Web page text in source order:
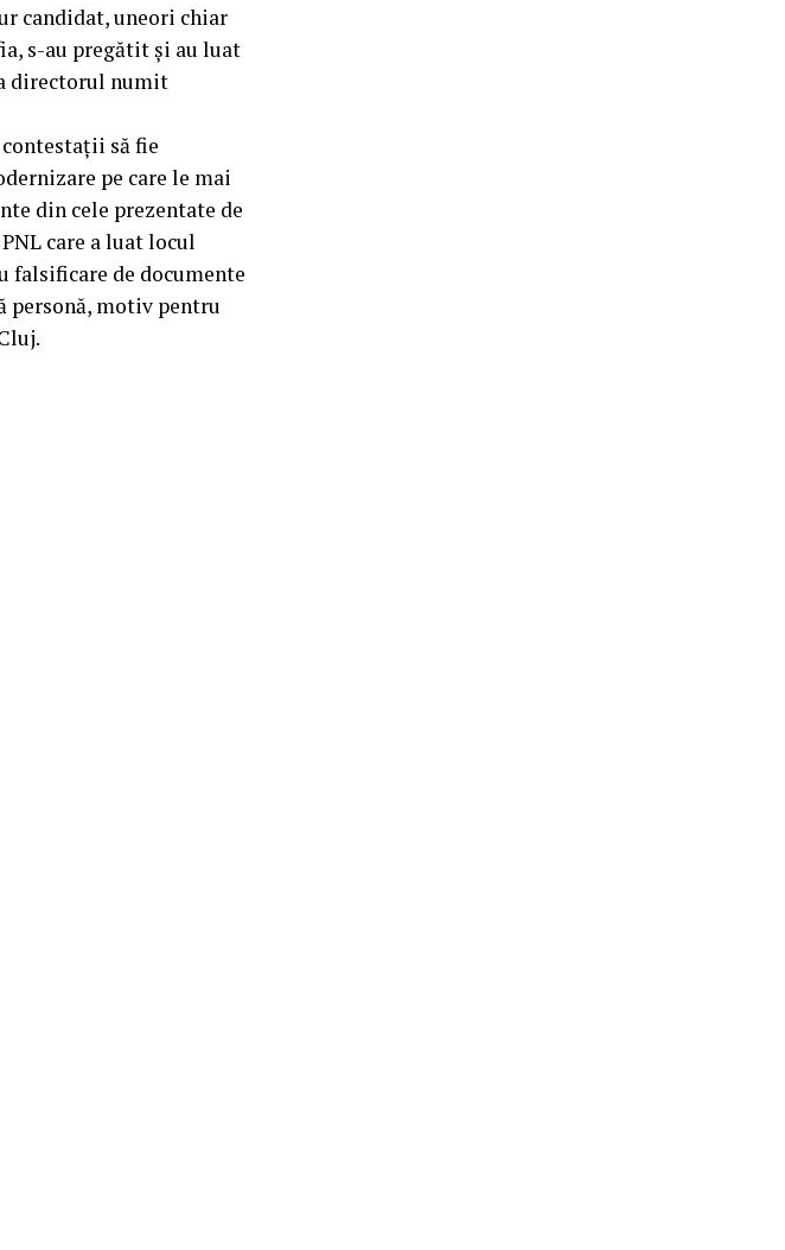
candidat, uneori chiar
s-au pregătit și au luat
directorul numit
să fie
pe care le mai
din cele prezentate de
care a luat locul
falsificare de documente
personă, motiv pentru